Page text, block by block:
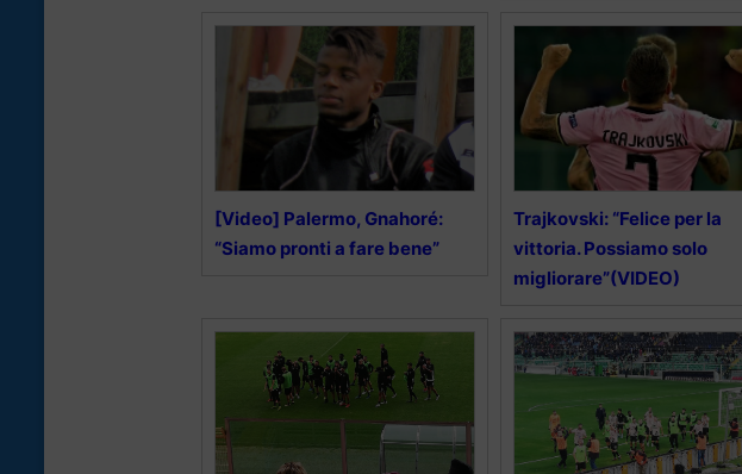
[Video] Palermo, Gnahoré:
“Siamo pronti a fare bene”
Trajkovski: “Felice per la
vittoria. Possiamo solo
migliorare”(VIDEO)